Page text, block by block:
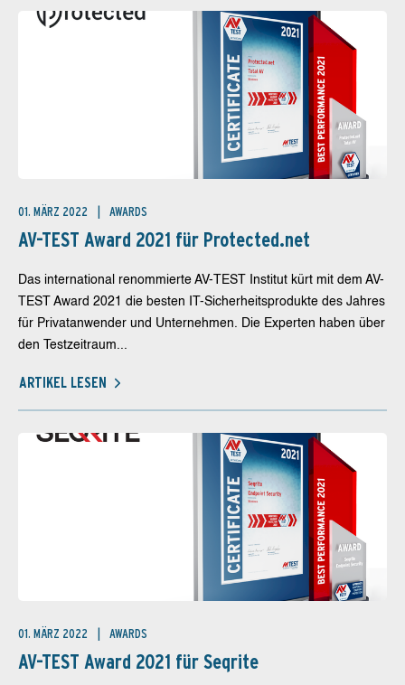
01. MÄRZ 2022 AWARDS
AV-TEST Award 2021 für Protected.net
Das international renommierte AV-TEST Institut kürt mit dem AV-
TEST Award 2021 die besten IT-Sicherheitsprodukte des Jahres
für Privatanwender und Unternehmen. Die Experten haben über
den Testzeitraum...
ARTIKEL LESEN
01. MÄRZ 2022 AWARDS
AV-TEST Award 2021 für Seqrite